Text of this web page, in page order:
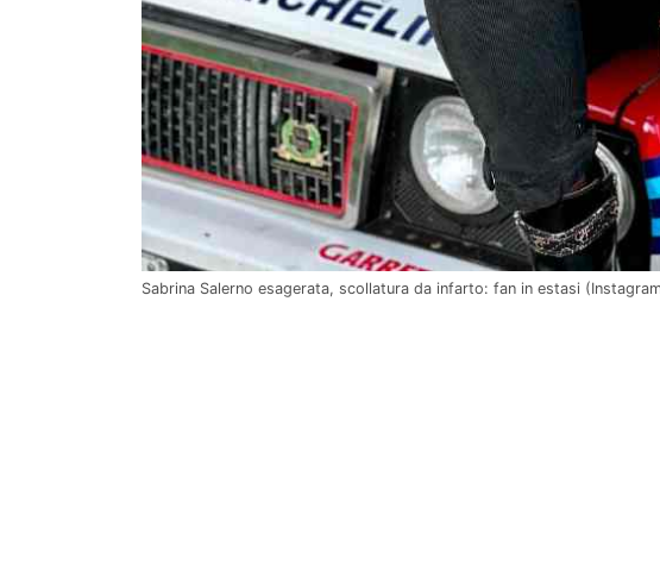
Sabrina Salerno esagerata, scollatura da infarto: fan in estasi